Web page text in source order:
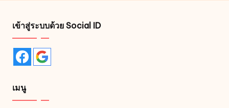
เข้าสู่ระบบด้วย Social ID
เมนู